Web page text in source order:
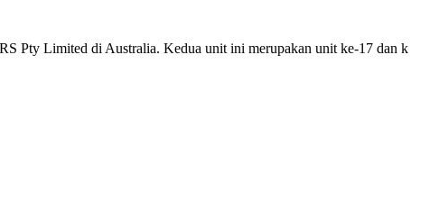
Pty Limited di Australia. Kedua unit ini merupakan unit ke-17 dan k